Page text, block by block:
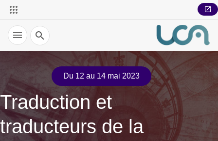
Recherche
Du 12 au 14 mai 2023
Traduction et
traducteurs de la